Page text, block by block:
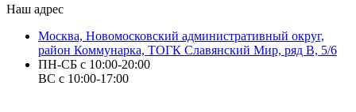
Наш адрес
Москва, Новомосковский административный округ,
район Коммунарка, ТОГК Славянский Мир, ряд В, 5/6
ПН-СБ с 10:00-20:00
ВС с 10:00-17:00